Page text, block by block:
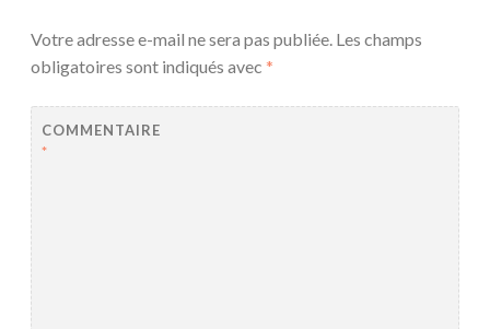
Votre adresse e-mail ne sera pas publiée. Les champs
obligatoires sont indiqués avec *
COMMENTAIRE
*